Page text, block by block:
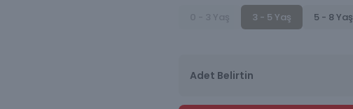
3 - 5 Yaş 5 - 8 Yaş
Adet Belirtin